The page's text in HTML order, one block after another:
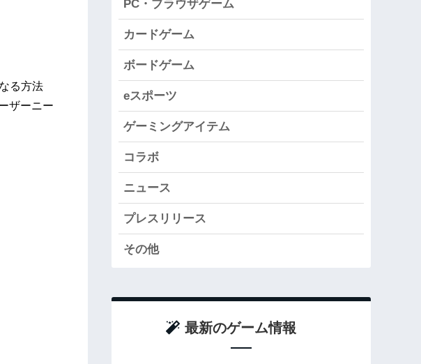
る方法
ザーニー
PC・ブラウザゲーム
カードゲーム
ボードゲーム
eスポーツ
ゲーミングアイテム
コラボ
ニュース
プレスリリース
その他
最新のゲーム情報